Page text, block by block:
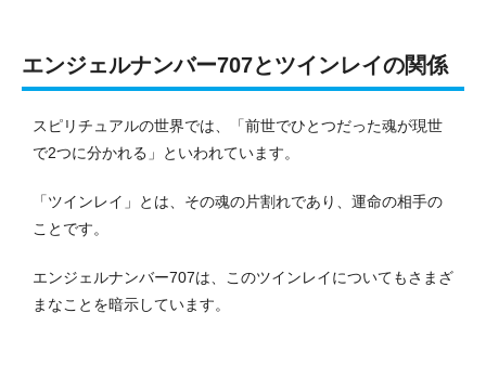
エンジェルナンバー707とツインレイの関係
スピリチュアルの世界では、「前世でひとつだった魂が現世
で2つに分かれる」といわれています。
「ツインレイ」とは、その魂の片割れであり、運命の相手の
ことです。
エンジェルナンバー707は、このツインレイについてもさまざ
まなことを暗示しています。